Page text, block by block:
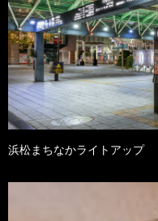
浜松まちなかライトアップ